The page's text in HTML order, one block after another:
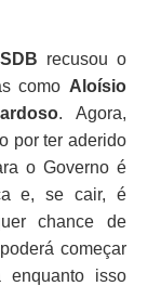
recusou o
como Aloísio
. Agora,
por ter aderido
o Governo é
e, se cair, é
chance de
começar
enquanto isso